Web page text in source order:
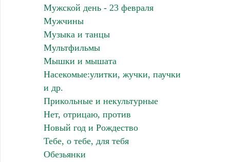
Мужской день - 23 февраля
Мужчины
Музыка и танцы
Мультфильмы
Мышки и мышата
Насекомые:улитки, жучки, паучки
и др.
Прикольные и некультурные
Нет, отрицаю, против
Новый год и Рождество
Тебе, о тебе, для тебя
Обезьянки